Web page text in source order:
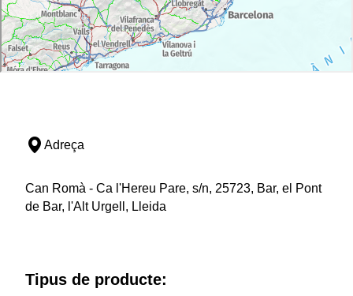
Adreça
Can Romà - Ca l'Hereu Pare, s/n, 25723, Bar, el Pont
de Bar, l'Alt Urgell, Lleida
Tipus de producte: